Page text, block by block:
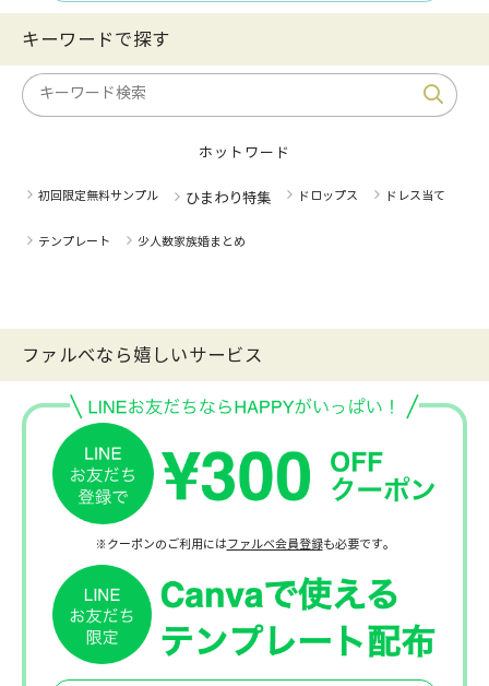
キーワードで探す
ホットワード
初回限定無料サンプル ひまわり特集 ドロップス ドレス当て
テンプレート 少人数家族婚まとめ
ファルべなら嬉しいサービス
※クーポンのご利用にはファルベ会員登録も必要です。